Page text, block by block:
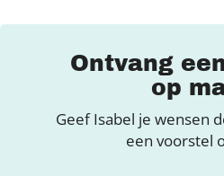
Ontvang
op
Geef Isabel je wensen
een voorstel